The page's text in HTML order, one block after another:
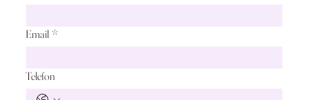
Email *
Telefon